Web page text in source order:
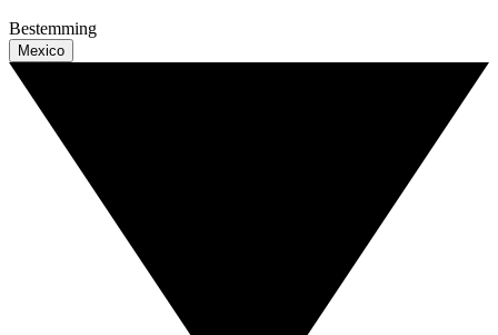
Bestemming
Mexico